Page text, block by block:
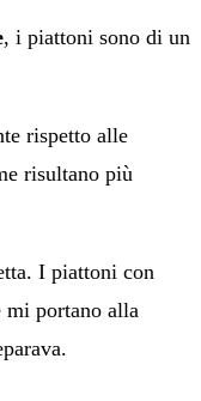
, i piattoni sono di un
rispetto alle
risultano più
I piattoni con
mi portano alla